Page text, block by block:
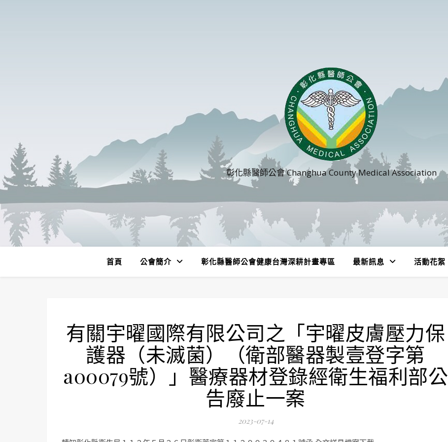
彰化縣醫師公會 Changhua County Medical Association
首頁 公會簡介 彰化縣醫師公會健康台灣深耕計畫專區 最新訊息 活動花絮
有關宇曜國際有限公司之「宇曜皮膚壓力保
護器（未滅菌）（衛部醫器製壹登字第
a00079號）」醫療器材登錄經衛生福利部公
告廢止一案
2023-07-14